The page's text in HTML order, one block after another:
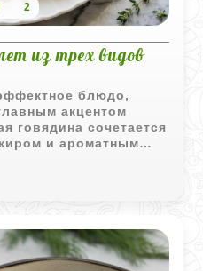
2
из трех видов
блюдо,
акцентом
говядина сочетается
и ароматным
создавая
вкус. Это
классическому
радует вкусом,